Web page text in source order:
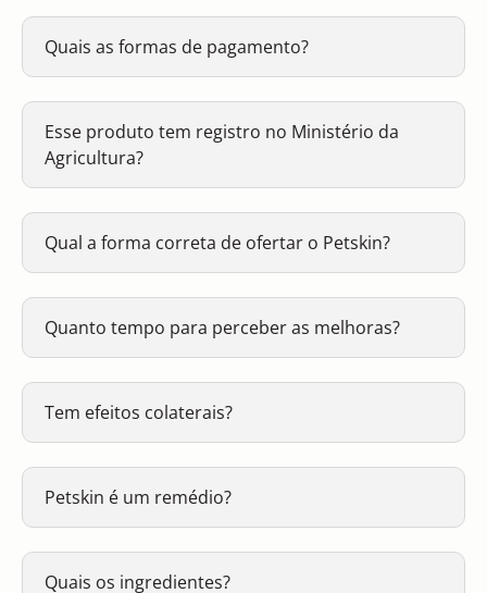
Quais as formas de pagamento?
Esse produto tem registro no Ministério da
Agricultura?
Qual a forma correta de ofertar o Petskin?
Quanto tempo para perceber as melhoras?
Tem efeitos colaterais?
Petskin é um remédio?
Quais os ingredientes?